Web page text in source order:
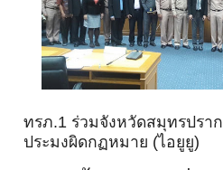
ทรภ.1 ร่วมจังหวัดสมุทรปราก
ประมงผิดกฏหมาย (ไอยูยู)